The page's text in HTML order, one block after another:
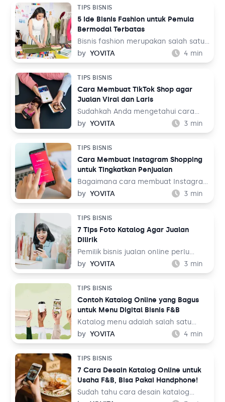
TIPS BISNIS
5 Ide Bisnis Fashion untuk Pemula
Bermodal Terbatas
Bisnis fashion merupakan salah satu
bisnis yang tak akan pernah mati.
Sebab, pada dasarnya setiap orang
kehidupan sehari-hari mereka, baik
untuk bekerja maupun aktivitas
lainnya. Tentu ini jadi peluang bisnis
yang menjanjikan dari waktu ke
waktu.
by YOVITA 4 min
TIPS BISNIS
Cara Membuat TikTok Shop agar
Jualan Viral dan Laris
Sudahkah Anda mengetahui cara
membuat TikTok Shop? TikTok
merupakan salah satu media sosial
sosial yang menampilkan konten
audio visual tersebut dinilai menarik
karena menampilkan beragam tema,
mulai dari hiburan, resep makanan,
hingga pengetahuan. Bahkan media
sosial ini juga bisa digunakan untuk
Lalu, bagaimana cara membuatnya
untuk jualan online?
by YOVITA 3 min
TIPS BISNIS
Cara Membuat Instagram Shopping
untuk Tingkatkan Penjualan
Bagaimana cara membuat Instagram
Shopping? Instagram adalah salah
satu media sosial populer saat ini
orang di seluruh dunia. Dalam
perspektif bisnis, hal ini tentu menjadi
sebuah keuntungan.
by YOVITA 3 min
TIPS BISNIS
7 Tips Foto Katalog Agar Jualan
Dilirik
Pemilik bisnis jualan online perlu
belajar tentang fotografi produk
agar bisa menghasilkan foto yang
barang dagangan. Foto katalog tidak
bisa dilakukan sembarangan dan asal
upload ke tempat jualan. Saat
berbelanja, pengunjung toko online
bukan hanya membandingkan harga
dengan toko sebelah, tetapi juga
ada.
by YOVITA 3 min
TIPS BISNIS
Contoh Katalog Online yang Bagus
untuk Menu Digital Bisnis F&B
Katalog menu adalah salah satu
elemen penting dalam bisnis F&B.
Tidak hanya memudahkan pelanggan
mereka pesan, tapi katalog menu
juga bisa menjadi sarana
membangun image untuk bisnis Anda.
Oleh karena itu, mendesain katalog
by YOVITA 4 min
TIPS BISNIS
7 Cara Desain Katalog Online untuk
Usaha F&B, Bisa Pakai Handphone!
Sudah tahu cara desain katalog